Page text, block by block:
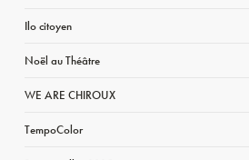
Ilo citoyen
Noël au Théâtre
WE ARE CHIROUX
TempoColor